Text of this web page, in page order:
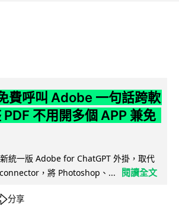
費呼叫 Adobe 一句話跨軟
PDF 不用開多個 APP 兼免
統一版 Adobe for ChatGPT 外掛，取代
，將 Photoshop、...
閱讀全文
分享